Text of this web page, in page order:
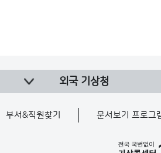
외국 기상청
부서&직원찾기 문서보기 프로그